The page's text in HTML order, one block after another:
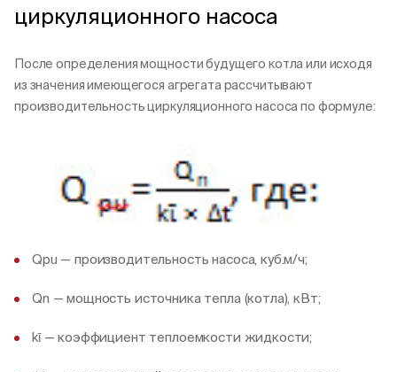
циркуляционного насоса
После определения мощности будущего котла или исходя
из значения имеющегося агрегата рассчитывают
производительность циркуляционного насоса по формуле:
Qpu — производительность насоса, куб.м/ч;
Qn — мощность источника тепла (котла), кВт;
kῑ — коэффициент теплоемкости жидкости;